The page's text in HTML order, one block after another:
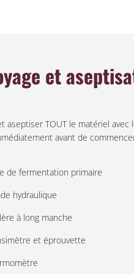
et
aseptiser TOUT le matériel avec
avant de
de fermentation primaire
hydraulique
à long manche
et éprouvette